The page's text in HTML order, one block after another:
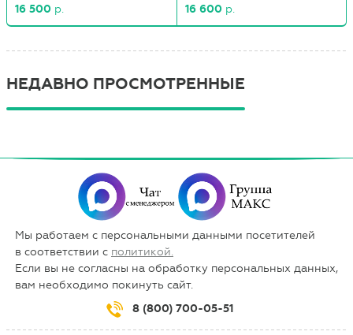
16 500 р.
16 600 р.
НЕДАВНО ПРОСМОТРЕННЫЕ
Мы работаем с персональными данными посетителей
в соответствии с политикой.
Если вы не согласны на обработку персональных данных,
вам необходимо покинуть сайт.
8 (800) 700-05-51